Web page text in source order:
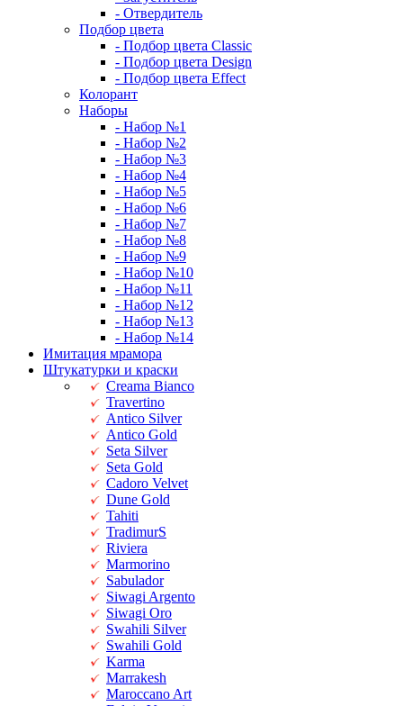
- Отвердитель
Подбор цвета
- Подбор цвета Classic
- Подбор цвета Design
- Подбор цвета Effect
Колорант
Наборы
- Набор №1
- Набор №2
- Набор №3
- Набор №4
- Набор №5
- Набор №6
- Набор №7
- Набор №8
- Набор №9
- Набор №10
- Набор №11
- Набор №12
- Набор №13
- Набор №14
Имитация мрамора
Штукатурки и краски
Creama Bianco
Travertino
Antico Silver
Antico Gold
Seta Silver
Seta Gold
Cadoro Velvet
Dune Gold
Tahiti
TradimurS
Riviera
Marmorino
Sabulador
Siwagi Argento
Siwagi Oro
Swahili Silver
Swahili Gold
Karma
Marrakesh
Maroccano Art